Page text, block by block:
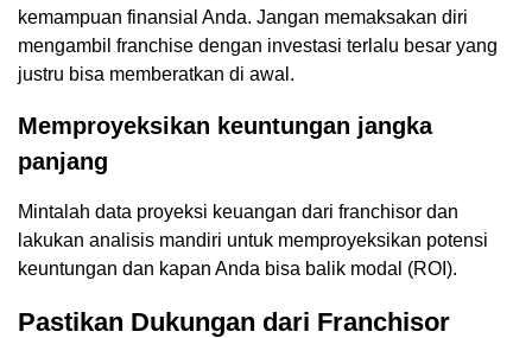
kemampuan finansial Anda. Jangan memaksakan diri
mengambil franchise dengan investasi terlalu besar yang
justru bisa memberatkan di awal.
Memproyeksikan keuntungan jangka
panjang
Mintalah data proyeksi keuangan dari franchisor dan
lakukan analisis mandiri untuk memproyeksikan potensi
keuntungan dan kapan Anda bisa balik modal (ROI).
Pastikan Dukungan dari Franchisor